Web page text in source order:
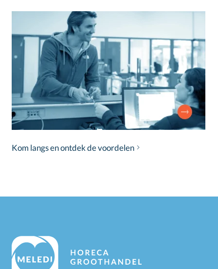
Kom langs en ontdek de voordelen